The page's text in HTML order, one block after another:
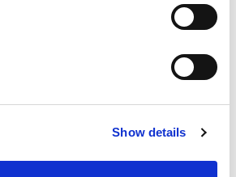
Show details
Sie die Leistung Ihrer
Ihrer Laserschneidmaschine
können dank fortschrittlicher,
Maschinenprogramme erstellen.